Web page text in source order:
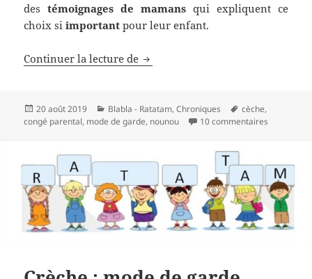
destémoignages de mamans qui expliquent ce
choix siimportant pour leur enfant.
Continuer la lecture de Nounou, crèche, congé parental…
Publié
le
20 août 2019 Catégories
Blabla - Ratatam,Chroniques
Mots-
clés
cèche,
congé parental, mode de garde, nounou 10 commentaires